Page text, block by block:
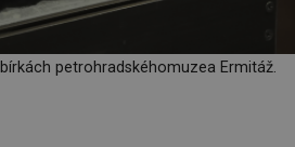
petrohradskéhomuzea Ermitáž.